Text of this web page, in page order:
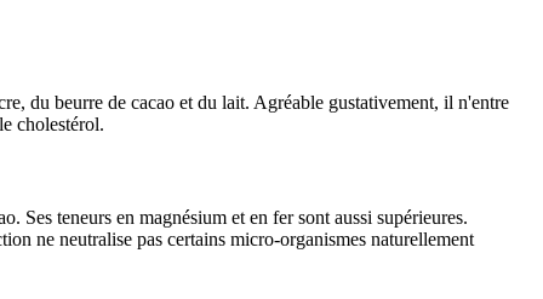
du beurre de cacao et du lait. Agréable gustativement, il n'entre
cholestérol.
teneurs en magnésium et en fer sont aussi supérieures.
ne neutralise pas certains micro-organismes naturellement